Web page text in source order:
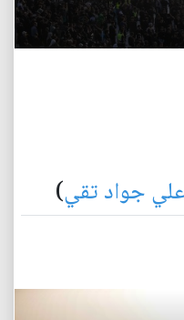
جواد تقي)